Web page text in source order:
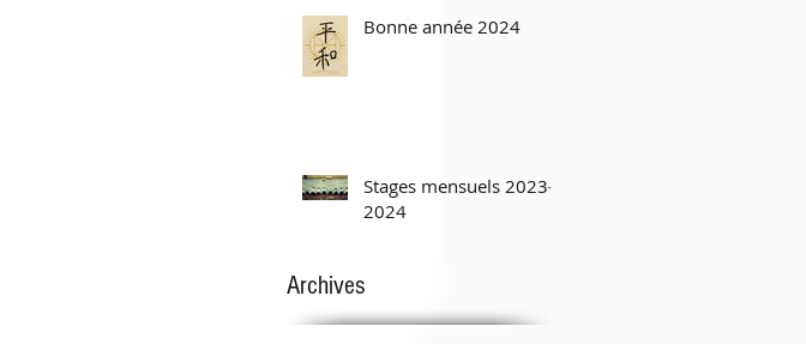
Bonne année 2024
Stages mensuels 2023-
2024
Archives